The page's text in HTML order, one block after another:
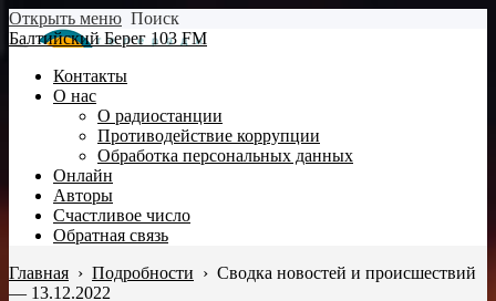
Открыть меню Поиск
Балтийский Берег 103 FM
Контакты
О нас
О радиостанции
Противодействие коррупции
Обработка персональных данных
Онлайн
Авторы
Счастливое число
Обратная связь
Главная › Подробности › Сводка новостей и происшествий
— 13.12.2022